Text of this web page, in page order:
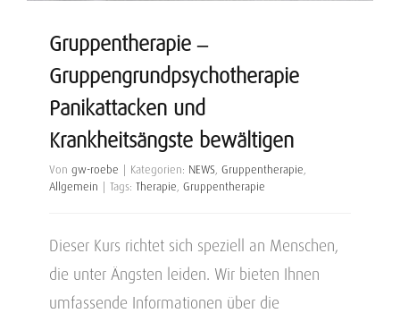
Gruppentherapie –
Gruppengrundpsychotherapie
Panikattacken und
Krankheitsängste bewältigen
Von gw-roebe Kategorien: NEWS, Gruppentherapie,
Allgemein
Tags: Therapie, Gruppentherapie
Dieser Kurs richtet sich speziell an Menschen,
die unter Ängsten leiden. Wir bieten Ihnen
umfassende Informationen über die